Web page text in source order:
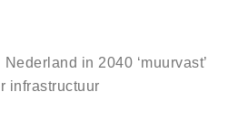
Nederland in 2040 ‘muurvast’
infrastructuur